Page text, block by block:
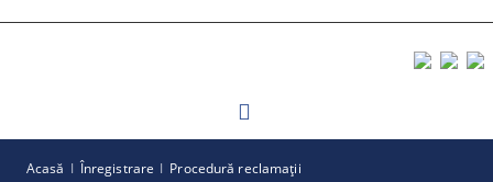
Acasă Înregistrare Procedură reclamaţii